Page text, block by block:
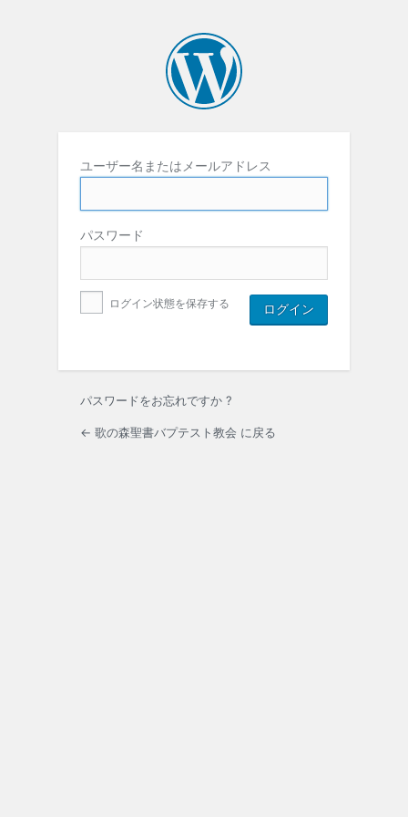
ユーザー名またはメールアドレス
パスワード
ログイン状態を保存する
パスワードをお忘れですか ?
← 歌の森聖書バプテスト教会 に戻る